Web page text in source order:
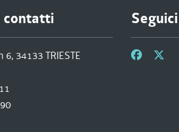
contatti
6, 34133 TRIESTE